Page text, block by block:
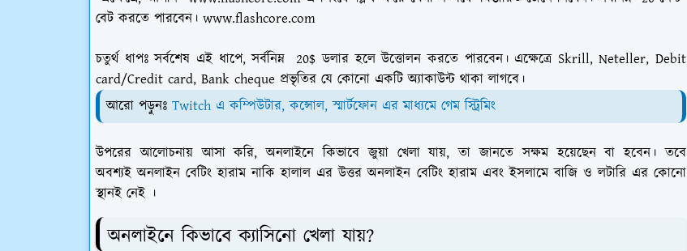
বেট করতে পারবেন। www.flashcore.com
চতুর্থ ধাপঃসর্বশেষ এই ধাপে,সর্বনিম্ন 20$ ডলার হলে উত্তোলন করতে পারবেন।এক্ষেত্রে Skrill, Neteller, Debit
card/Credit card, Bank cheque প্রভৃতির যে কোনো একটি অ্যাকাউন্ট থাকা লাগবে।
আরো পড়ুনঃ Twitch এ কম্পিউটার, কন্সোল, স্মার্টফোন এর মাধ্যমে গেম স্ট্রিমিং
উপরের আলোচনায় আসা করি, অনলাইনে কিভাবে জুয়া খেলা যায়, তা জানতে সক্ষম হয়েছেন বা হবেন। তবে
অবশ্যই অনলাইন বেটিং হারাম নাকি হালাল এর উত্তর অনলাইন বেটিং হারাম এবং ইসলামে বাজি ও লটারি এর কোনো
স্থানই নেই ।
অনলাইনে কিভাবে ক্যাসিনো খেলা যায়?